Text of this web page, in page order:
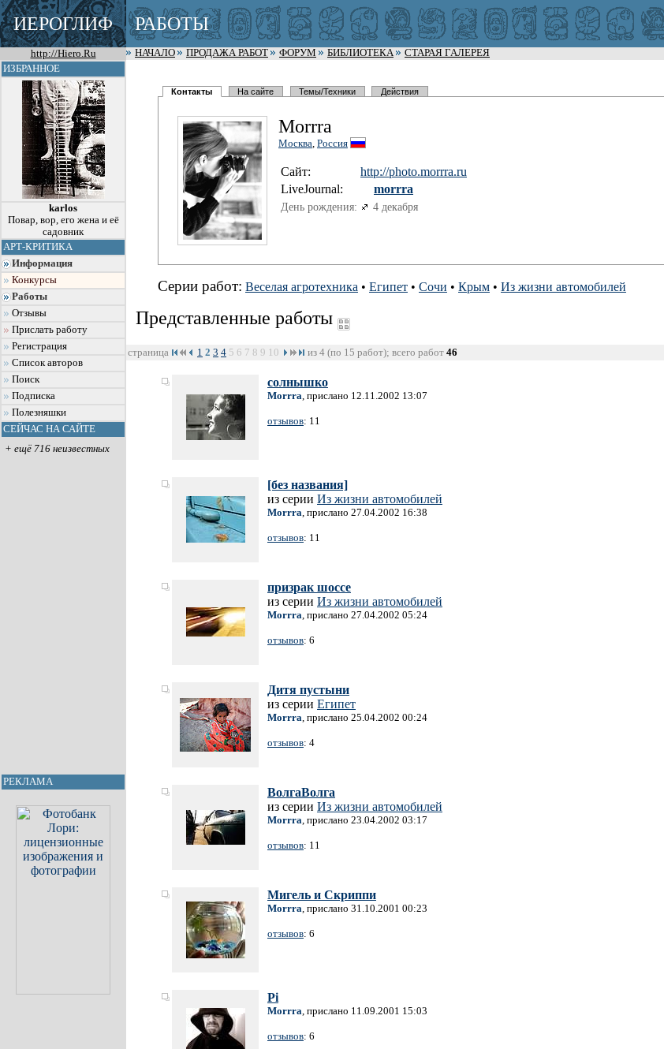
ИЕРОГЛИФ РАБОТЫ
http://Hiero.Ru НАЧАЛО ПРОДАЖА РАБОТ ФОРУМ БИБЛИОТЕКА
СТАРАЯ ГАЛЕРЕЯ
ИЗБРАННОЕ
karlos
Повар, вор, его жена и её
садовник
АРТ-КРИТИКА
Информация
Конкурсы
Работы
Отзывы
Прислать работу
Регистрация
Список авторов
Поиск
Подписка
Полезняшки
СЕЙЧАС НА САЙТЕ
+ ещё 716 неизвестных
РЕКЛАМА
Контакты На сайте Темы/Техники Действия
Morrra
Москва, Россия
Сайт: http://photo.morrra.ru
LiveJournal:
morrra
День рождения: 4 декабря
Серии работ: Веселая агротехника • Египет • Сочи • Крым • Из жизни автомобилей
Представленные работы
страница 1 2 3 4 5 6 7 8 9 10 из 4 (по 15 работ); всего работ 46
солнышко
Morrra, прислано 12.11.2002 13:07
отзывов: 11
[без названия]
из серии Из жизни автомобилей
Morrra, прислано 27.04.2002 16:38
отзывов: 11
призрак шоссе
из серии Из жизни автомобилей
Morrra, прислано 27.04.2002 05:24
отзывов: 6
Дитя пустыни
из серии Египет
Morrra, прислано 25.04.2002 00:24
отзывов: 4
ВолгаВолга
из серии Из жизни автомобилей
Morrra, прислано 23.04.2002 03:17
отзывов: 11
Мигель и Скриппи
Morrra, прислано 31.10.2001 00:23
отзывов: 6
Pi
Morrra, прислано 11.09.2001 15:03
отзывов: 6